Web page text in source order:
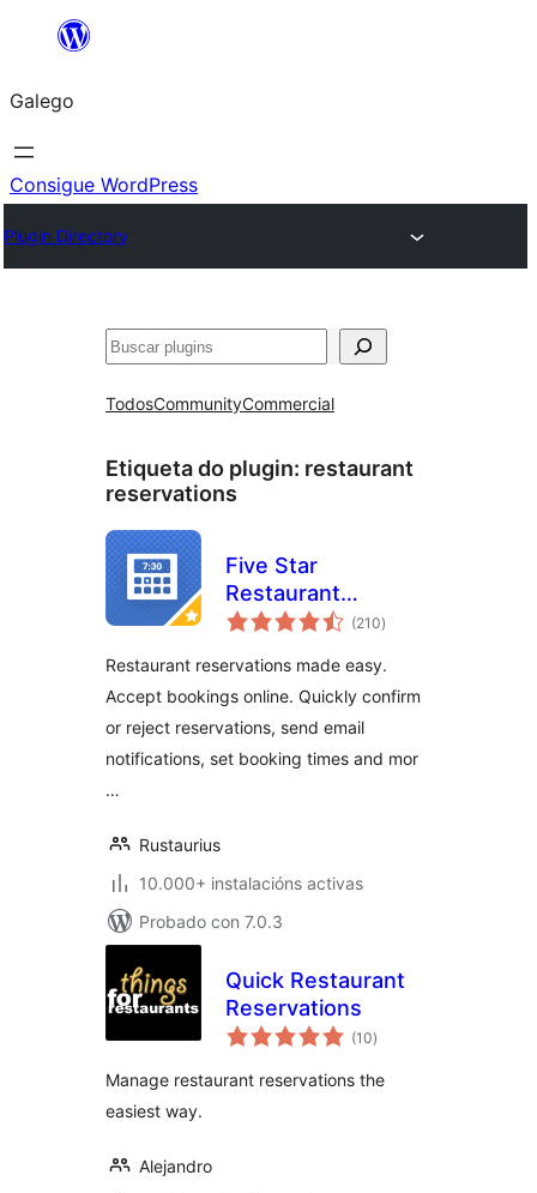
Saltar
contido
Galego
Consigue WordPress
Plugin Directory
Buscar
TodosCommunityCommercial
Etiqueta do plugin: restaurant
reservations
Five Star
Restaurant
Reservations –
Plugin
(210valoracións
totais
)
Restaurant reservations made easy.
Accept bookings online. Quickly confirm
or reject reservations, send email
notifications, set booking times and mor
…
Rustaurius
10.000+ instalacións activas
Probado con 7.0.3
Quick Restaurant
Reservations
(10valoracións
totais
)
Manage restaurant reservations the
easiest way.
Alejandro